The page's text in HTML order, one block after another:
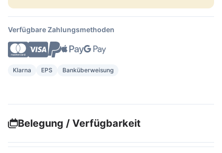
Verfügbare Zahlungsmethoden
Klarna EPS Banküberweisung
Belegung / Verfügbarkeit